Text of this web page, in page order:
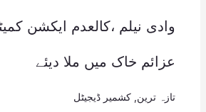
وادی نیلم ،کالعدم ایکشن
عزائم خاک میں ملا دیئے
تازہ ترین کشمیر ڈیجیٹل